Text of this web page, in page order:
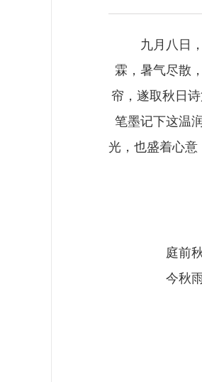
九月八日，
霖，暑气尽散
帘，遂取秋日
笔墨记下这温
光，也盛着心
庭前
今秋